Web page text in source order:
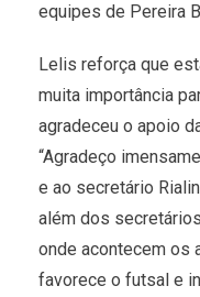
equipes de Pereira
Lelis reforça que
muita importância
agradeceu o apoio
“Agradeço
e ao secretário
além dos
onde acontecem os
favorece o futsal e